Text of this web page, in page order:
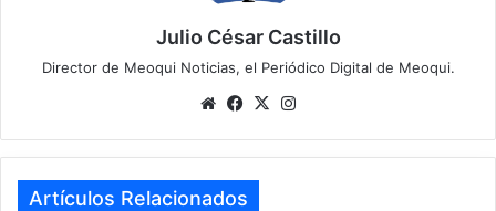
Julio César Castillo
Director de Meoqui Noticias, el Periódico Digital de Meoqui.
WebsiteFacebook
X
Artículos Relacionados